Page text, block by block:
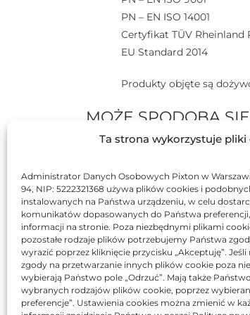
Ta strona wykorzystuje pliki
Administrator Danych Osobowych Pixton w
94, NIP: 5222321368 używa plików cookies i
instalowanych na Państwa urządzeniu, w celu
komunikatów dopasowanych do Państwa preferencji,
informacji na stronie. Poza niezbędnymi plikami
pozostałe rodzaje plików potrzebujemy Państwa
wyrazić poprzez kliknięcie przycisku „Akceptuję”.
zgody na przetwarzanie innych plików cookie poza
wybierają Państwo pole „Odrzuć”. Mają także
wybranych rodzajów plików cookie, poprzez
preferencje”. Ustawienia cookies można zmienić w
PN – EN ISO 14001
Certyfikat TÜV Rheinland
EU Standard 2014
Produkty objęte są
MOŻE SPODOBA
Tusz Asarto zamiennik
HP 971 XL CN626AE
305,43zł